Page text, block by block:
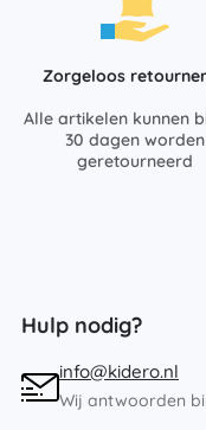
Zorgeloos
Alle artikelen kunnen
30 dagen worden
geretourneerd
Hulp nodig?
info@kidero.nl
Wij antwoorden